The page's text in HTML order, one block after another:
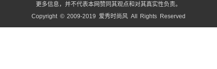
更多信息，并不代表本网赞同其观点和对其真实性负责。
Copyright © 2009-2019 爱秀时尚风 All Rights Reserved